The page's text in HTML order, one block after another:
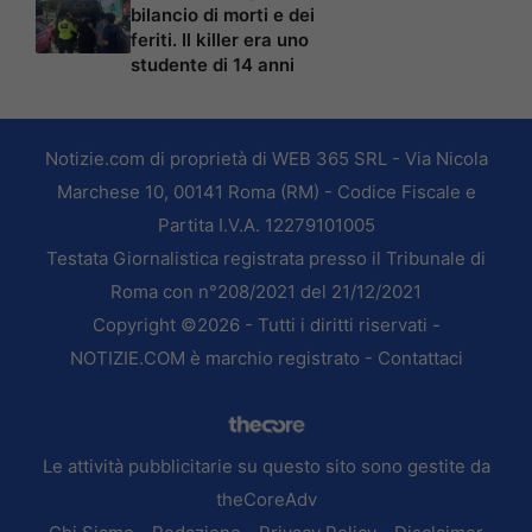
bilancio di morti e dei
feriti. Il killer era uno
studente di 14 anni
Notizie.com di proprietà di WEB 365 SRL - Via Nicola
Marchese 10, 00141 Roma (RM) - Codice Fiscale e
Partita I.V.A. 12279101005
Testata Giornalistica registrata presso il Tribunale di
Roma con n°208/2021 del 21/12/2021
Copyright ©2026 - Tutti i diritti riservati -
NOTIZIE.COM è marchio registrato - Contattaci
Le attività pubblicitarie su questo sito sono gestite da
theCoreAdv